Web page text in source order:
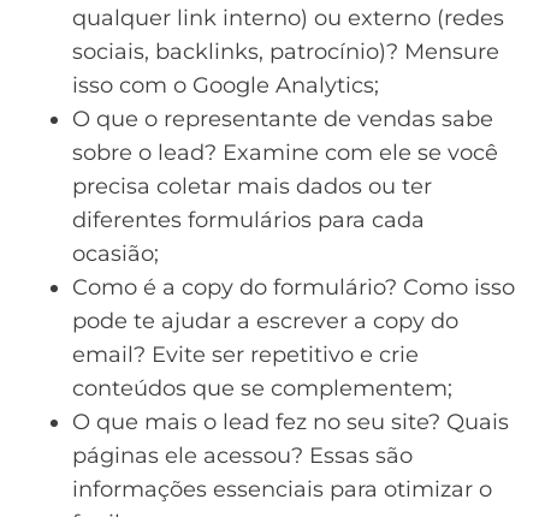
qualquer link interno) ou externo (redes
sociais, backlinks, patrocínio)? Mensure
isso com o Google Analytics;
O que o representante de vendas sabe
sobre o lead? Examine com ele se você
precisa coletar mais dados ou ter
diferentes formulários para cada
ocasião;
Como é a copy do formulário? Como isso
pode te ajudar a escrever a copy do
email? Evite ser repetitivo e crie
conteúdos que se complementem;
O que mais o lead fez no seu site? Quais
páginas ele acessou? Essas são
informações essenciais para otimizar o